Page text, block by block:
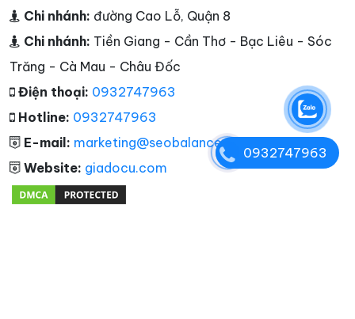
Chi nhánh: đường Cao Lỗ, Quận 8
Chi nhánh: Tiền Giang - Cần Thơ - Bạc Liêu - Sóc
Trăng - Cà Mau - Châu Đốc
Điện thoại: 0932747963
Hotline: 0932747963
E-mail: marketing@seobalance.net
Website: giadocu.com
0932747963